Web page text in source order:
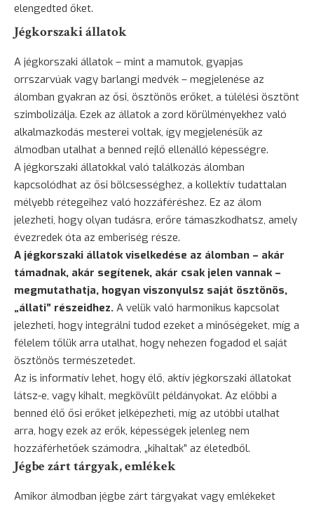
elengedted őket.
Jégkorszaki állatok
A jégkorszaki állatok – mint a mamutok, gyapjas
orrszarvúak vagy barlangi medvék – megjelenése az
álomban gyakran az ősi, ösztönös erőket, a túlélési ösztönt
szimbolizálja. Ezek az állatok a zord körülményekhez való
alkalmazkodás mesterei voltak, így megjelenésük az
álmodban utalhat a benned rejlő ellenálló képességre.
A jégkorszaki állatokkal való találkozás álomban
kapcsolódhat az ősi bölcsességhez, a kollektív tudattalan
mélyebb rétegeihez való hozzáféréshez. Ez az álom
jelezheti, hogy olyan tudásra, erőre támaszkodhatsz, amely
évezredek óta az emberiség része.
A jégkorszaki állatok viselkedése az álomban – akár
támadnak, akár segítenek, akár csak jelen vannak –
megmutathatja, hogyan viszonyulsz saját ösztönös,
„állati” részeidhez. A velük való harmonikus kapcsolat
jelezheti, hogy integrálni tudod ezeket a minőségeket, míg a
félelem tőlük arra utalhat, hogy nehezen fogadod el saját
ösztönös természetedet.
Az is informatív lehet, hogy élő, aktív jégkorszaki állatokat
látsz-e, vagy kihalt, megkövült példányokat. Az előbbi a
benned élő ősi erőket jelképezheti, míg az utóbbi utalhat
arra, hogy ezek az erők, képességek jelenleg nem
hozzáférhetőek számodra, „kihaltak” az életedből.
Jégbe zárt tárgyak, emlékek
Amikor álmodban jégbe zárt tárgyakat vagy emlékeket